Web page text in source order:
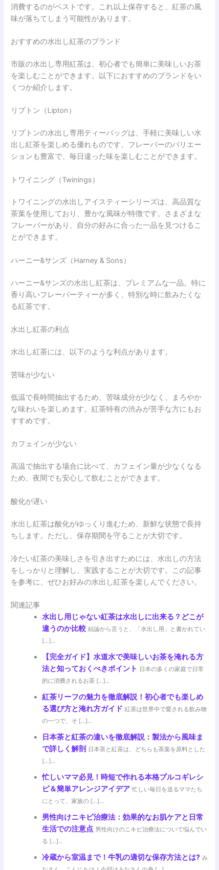
消費するのがベストです。これ以上保存すると、紅茶の風
味が落ちてしまう可能性があります。
おすすめの水出し紅茶のブランド
市販の水出し専用紅茶は、初心者でも簡単に美味しいお茶
を楽しむことができます。以下におすすめのブランドをい
くつか紹介します。
リプトン（Lipton）
リプトンの水出し専用ティーバッグは、手軽に美味しい水
出し紅茶を楽しめる優れものです。フレーバーのバリエー
ションも豊富で、毎日違った味を楽しむことができます。
トワイニング（Twinings）
トワイニングの水出しアイスティーシリーズは、高品質な
茶葉を使用しており、豊かな風味が特徴です。さまざまな
フレーバーがあり、自分の好みに合った一品を見つけるこ
とができます。
ハーニー&サンズ（Harney & Sons）
ハーニー&サンズの水出し紅茶は、プレミアムな一品。特に
香り高いフレーバーティーが多く、特別な時に飲みたくな
る紅茶です。
水出し紅茶の利点
水出し紅茶には、以下のような利点があります。
苦味が少ない
低温で長時間抽出するため、苦味成分が少なく、まろやか
な味わいを楽しめます。紅茶特有の渋みが苦手な方にもお
すすめです。
カフェインが少ない
高温で抽出する場合に比べて、カフェイン量が少なくなる
ため、夜間でも安心して飲むことができます。
酸化が遅い
水出し紅茶は酸化がゆっくり進むため、新鮮な状態で長持
ちします。ただし、保存期間を守ることが大切です。
冷たい紅茶の美味しさを引き出すためには、水出しの方法
をしっかりと理解し、実践することが大切です。この記事
を参考に、ぜひお好みの水出し紅茶を楽しんでください。
関連記事
水出し用じゃない紅茶は水出しに出来る？どこが
違うのか比較 結論から言うと、「水出し用」と書かれてい
[…]...
【完全ガイド】水道水で美味しいお茶を淹れる方
法と知っておくべきポイント
日本の多くの家庭で日常
的に消費されるお茶 […]...
紅茶リーフの魅力を徹底解説！初心者でも楽しめ
る選び方と淹れ方ガイド 紅茶は世界中で愛される飲み物
の一つで、そ […]...
日本茶と紅茶の違いを徹底解説：製法から風味ま
で詳しく解剖
日本茶と紅茶は、どちらも茶葉を原料とした
[…]...
忙しいママ必見！時短で作れる本格プルコギレシ
ピ＆簡単アレンジアイデア 忙しい毎日を送るママたち
にとって、家族の […]...
男性向けニキビ治療法：効果的なお肌ケアと日常
生活での注意点 男性向けのニキビ治療法について悩んでい
る […]...
冷蔵から室温まで！牛乳の適切な保存方法とは? み